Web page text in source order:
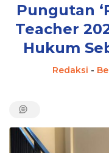
Pungutan
Teacher
Hukum
Redaksi -